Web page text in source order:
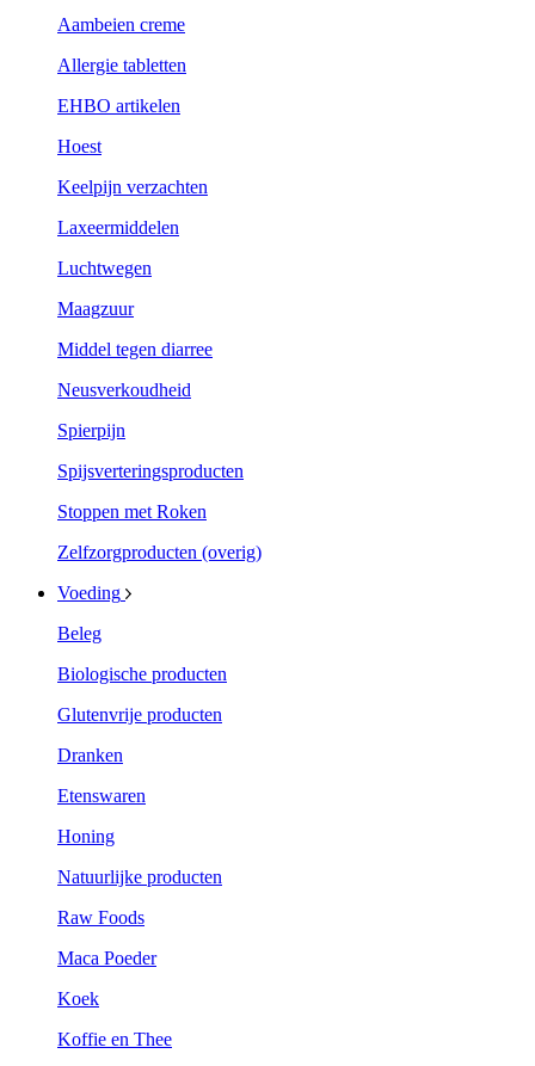
Aambeien creme
Allergie tabletten
EHBO artikelen
Hoest
Keelpijn verzachten
Laxeermiddelen
Luchtwegen
Maagzuur
Middel tegen diarree
Neusverkoudheid
Spierpijn
Spijsverteringsproducten
Stoppen met Roken
Zelfzorgproducten (overig)
Voeding
Beleg
Biologische producten
Glutenvrije producten
Dranken
Etenswaren
Honing
Natuurlijke producten
Raw Foods
Maca Poeder
Koek
Koffie en Thee